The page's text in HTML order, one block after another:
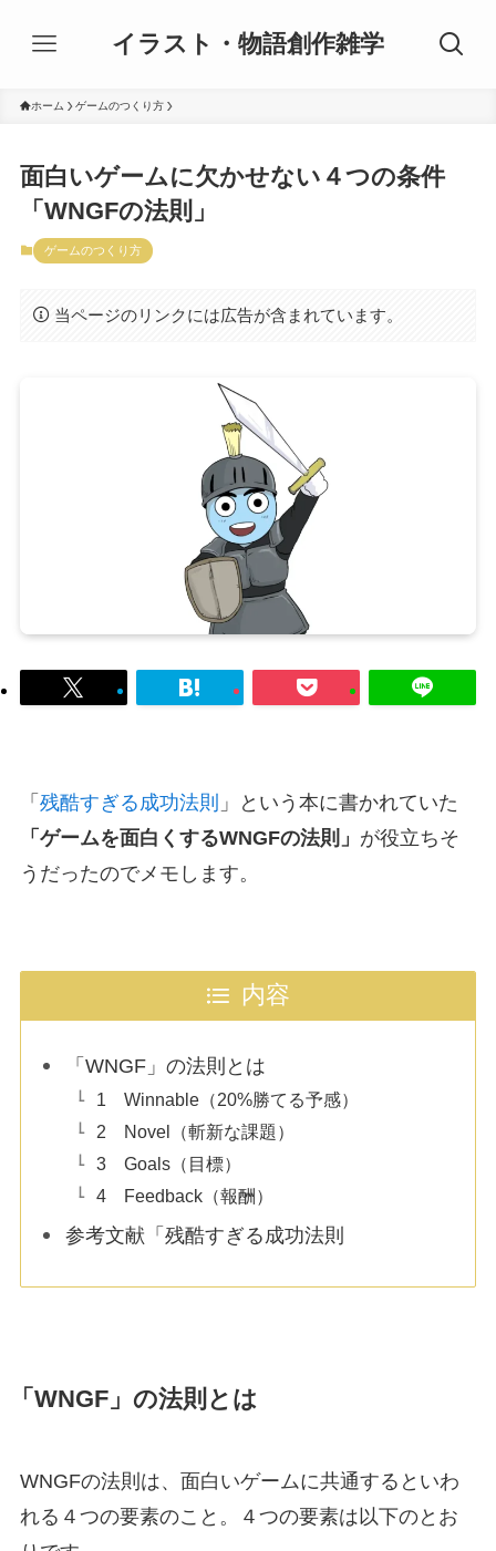
イラスト・物語創作雑学
ホーム ゲームのつくり方
面白いゲームに欠かせない４つの条件
「WNGFの法則」
ゲームのつくり方
当ページのリンクには広告が含まれています。
「 残酷すぎる成功法則 」という本に書かれていた
「ゲームを面白くするWNGFの法則」 が役立ちそ
うだったのでメモします。
内容
「WNGF」の法則とは
1 Winnable（20%勝てる予感）
2 Novel（斬新な課題）
3 Goals（目標）
4 Feedback（報酬）
参考文献「残酷すぎる成功法則
「WNGF」の法則とは
WNGFの法則は、面白いゲームに共通するといわ
れる４つの要素のこと。４つの要素は以下のとお